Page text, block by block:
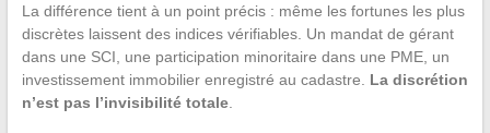
La différence tient à un point précis : même les fortunes les plus
discrètes laissent des indices vérifiables. Un mandat de gérant
dans une SCI, une participation minoritaire dans une PME, un
investissement immobilier enregistré au cadastre. La discrétion
n’est pas l’invisibilité totale.